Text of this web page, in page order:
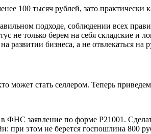
100 тысяч рублей, зато
подходе, соблюдении всех
не только берем на себя складские и
развитии бизнеса, а не отвлекаться на
может стать селлером. Теперь
ФНС заявление по форме Р21001.
при этом не берется госпошлина 800